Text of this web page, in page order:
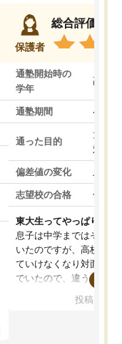
保護者
総合評価
通塾開始時の
学年
高3
通塾期間 4ヵ月
通った目的
大学
対策
偏差値の変化
志望校の合格 合格
東大生ってやっぱりすご
息子は中学まではそこそ
いたのですが、高校に入
ていけなくなり対面の塾
でいたので、違うアプロ
で、当初は模試でD判定
投稿日：